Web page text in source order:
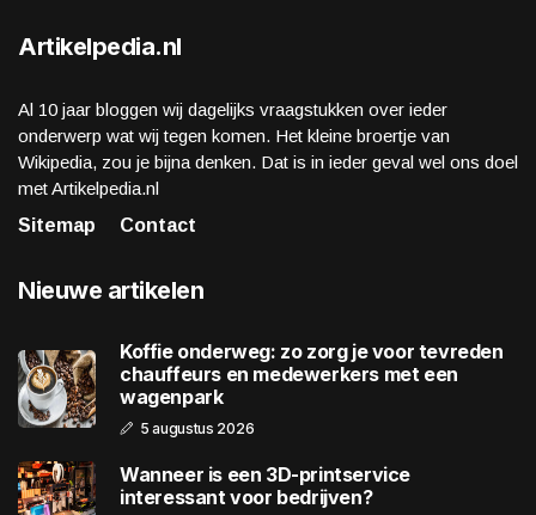
Artikelpedia.nl
Al 10 jaar bloggen wij dagelijks vraagstukken over ieder
onderwerp wat wij tegen komen. Het kleine broertje van
Wikipedia, zou je bijna denken. Dat is in ieder geval wel ons doel
met Artikelpedia.nl
Sitemap
Contact
Nieuwe artikelen
Koffie onderweg: zo zorg je voor tevreden
chauffeurs en medewerkers met een
wagenpark
5 augustus 2026
Wanneer is een 3D-printservice
interessant voor bedrijven?